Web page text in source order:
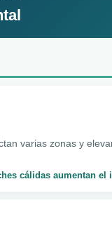
varias zonas y
cálidas aumentan el